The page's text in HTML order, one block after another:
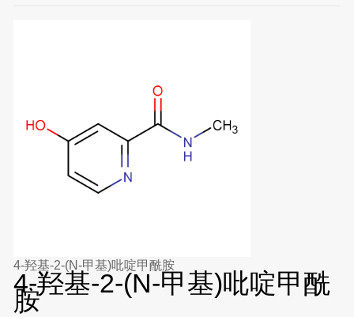
4-羟基-2-(N-甲基)吡啶甲酰胺
4-羟基-2-(N-甲基)吡啶甲酰
胺